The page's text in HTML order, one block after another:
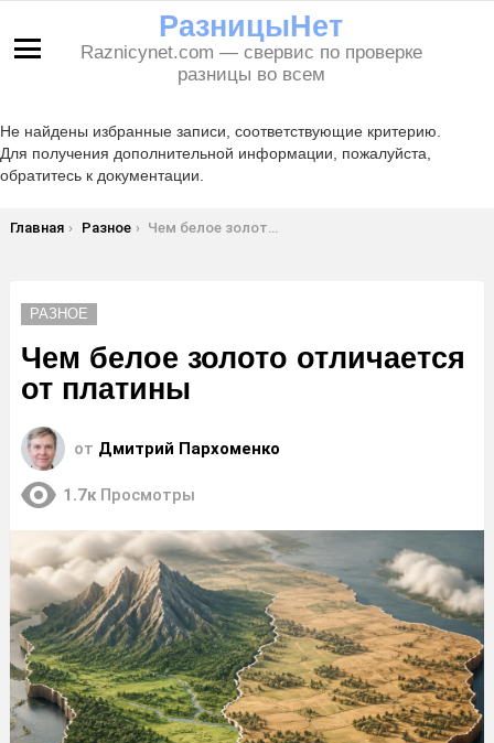
РазницыНет
Raznicynet.com — свервис по проверке
разницы во всем
Не найдены избранные записи, соответствующие критерию.
Для получения дополнительной информации, пожалуйста,
обратитесь к документации.
Вы здесь:
Главная Разное Чем белое золото отличается от платины
РАЗНОЕ
Чем белое золото отличается
от платины
от Дмитрий Пархоменко
1.7к Просмотры